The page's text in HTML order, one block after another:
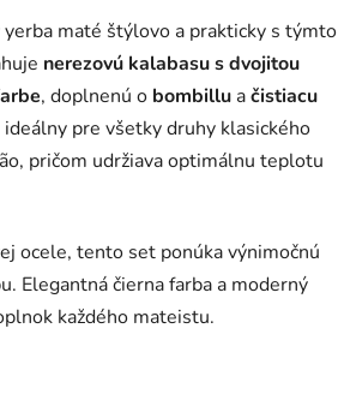
maté štýlovo a prakticky s týmto
nerezovú kalabasu s dvojitou
, doplnenú o bombillu ačistiacu
ideálny pre všetky druhy klasického
pričom udržiava optimálnu teplotu
ocele, tento set ponúka výnimočnú
Elegantná čierna farba a moderný
každého mateistu.